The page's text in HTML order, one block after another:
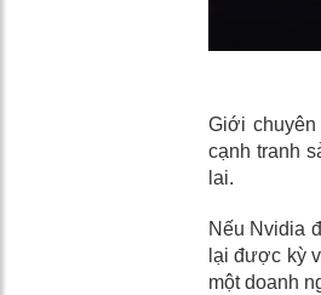
Giới
cạnh tranh
lai.
Nếu Nvidia
lại được kỳ
một doanh